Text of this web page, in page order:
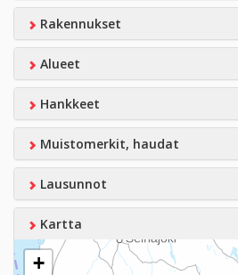
Rakennukset
Alueet
Hankkeet
Muistomerkit, haudat
Lausunnot
Kartta
+